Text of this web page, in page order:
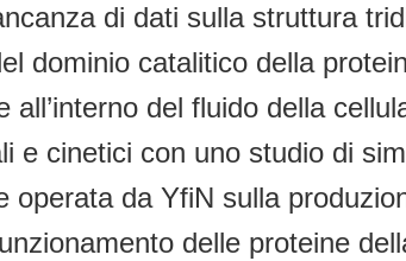
di dati sulla struttura
dominio catalitico della
del fluido della
e cinetici con uno studio di
operata da YfiN sulla
delle proteine